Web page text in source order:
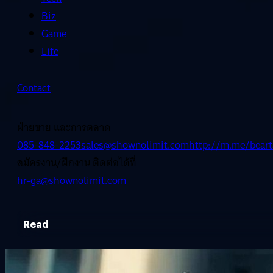
Biz
Game
Life
Contact
ฝ่ายขาย และการตลาด
085-848-2253sales@shownolimit.comhttp://m.me/
สมัครงาน/ฝึกงาน ติดต่อได้ที่
hr-ga@shownolimit.com
Read